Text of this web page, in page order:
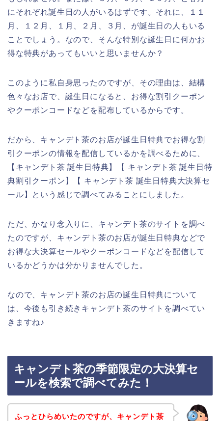
にそれぞれ誕生日の人がいるはずです。それに、１１
月、１２月、１月、２月、３月、が誕生日の人もいる
ことでしょう。なので、そんな特別な誕生日に何かお
得な特典があってもいいと思いませんか？
このように私自身思ったのですが、その理由は、結構
色々なお店で、誕生日になると、お得な割引クーポン
やクーポンコードなどを配布しているからです。
だから、キャンデト茶のお店が誕生日特典でお得な割
引クーポンの情報を配信しているかを調べるために、
【キャンデト茶 誕生日特典】【 キャンデト茶 誕生日特
典割引クーポン】【 キャンデト茶 誕生日特典大決算セ
ール】という感じで調べてみることにしました。
ただ、かなり念入りに、キャンデト茶のサイトを調べ
たのですが、キャンデト茶のお店が誕生日特典などで
お得な大決算セールやクーポンコードなどを配信して
いるかどうかは分かりませんでした。
なので、キャンデト茶のお店の誕生日特典について
は、今後も引き続きキャンデト茶のサイトを調べてい
きますね♪
キャンデト茶の季節限定の大決算セ
ールを検索で調べてみた！
ふっとひらめいたのですが、キャンデト茶